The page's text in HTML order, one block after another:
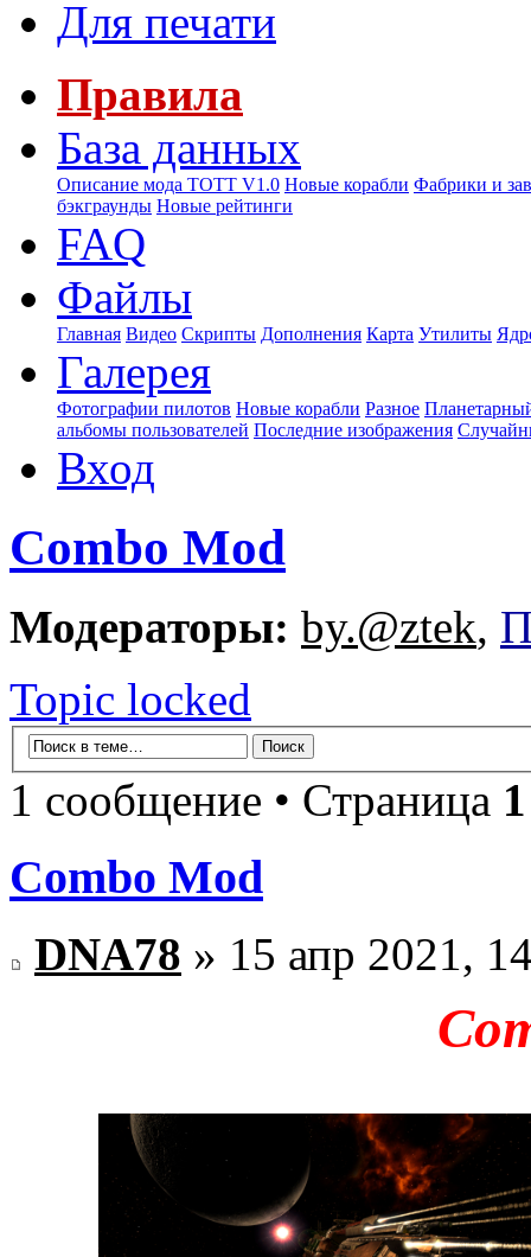
Для печати
Правила
База данных
Описание мода ТОТТ V1.0 Новые корабли Фабрики и
бэкграунды Новые рейтинги
FAQ
Файлы
Главная Видео Скрипты Дополнения Карта Утилиты
Галерея
Фотографии пилотов Новые корабли Разное
альбомы пользователей Последние изображения
Вход
Combo Mod
Модераторы: by.@ztek,
Topic locked
1 сообщение • Страница 1
Combo Mod
DNA78 » 15 апр 2021,